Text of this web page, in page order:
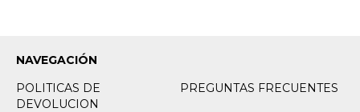
NAVEGACIÓN
POLITICAS DE
DEVOLUCION
PREGUNTAS FRECUENTES